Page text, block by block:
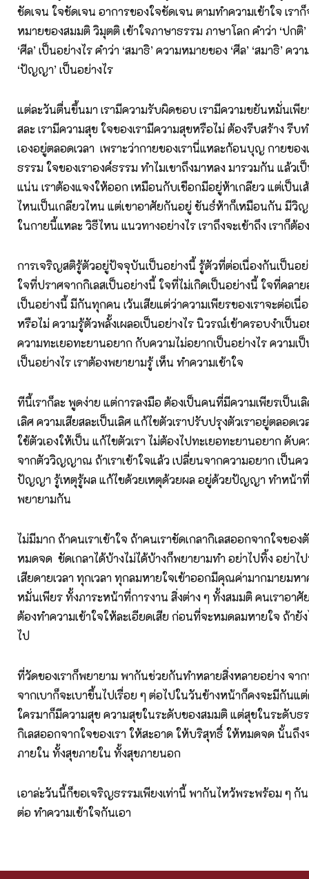
ชัดเจน ใจชัดเจน อาการของใจชัดเจน ตามทำความเข้าใจ เราก็
หมายของสมมติ วิมุตติ เข้าใจภาษาธรรม ภาษาโลก คำว่า ‘ปกติ’
‘ศีล’ เป็นอย่างไร คำว่า ‘สมาธิ’ ความหมายของ ‘ศีล’ ‘สมาธิ’ คว
‘ปัญญา’ เป็นอย่างไร
แต่ละวันตื่นขึ้นมา เรามีความรับผิดชอบ เรามีความขยันหมั่นเพีย
สละ เรามีความสุข ใจของเรามีความสุขหรือไม่ ต้องรีบสร้าง รีบ
เองอยู่ตลอดเวลา เพราะว่ากายของเรานี่แหละก้อนบุญ กายขอ
ธรรม ใจของเราองค์ธรรม ทำไมเขาถึงมาหลง มารวมกัน แล้วเ
แน่น เราต้องแจงให้ออก เหมือนกับเชือกมีอยู่ห้าเกลียว แต่เป็นเ
ไหนเป็นเกลียวไหน แต่เขาอาศัยกันอยู่ ขันธ์ห้าก็เหมือนกัน มี
ในกายนี้แหละ วิธีไหน แนวทางอย่างไร เราถึงจะเข้าถึง เราก็ต้
การเจริญสติรู้ตัวอยู่ปัจจุบันเป็นอย่างนี้ รู้ตัวที่ต่อเนื่องกันเป็นอย่
ใจที่ปราศจากกิเลสเป็นอย่างนี้ ใจที่ไม่เกิดเป็นอย่างนี้ ใจที่คลา
เป็นอย่างนี้ มีกันทุกคน เว้นเสียแต่ว่าความเพียรของเราจะต่อเ
หรือไม่ ความรู้ตัวพลั้งเผลอเป็นอย่างไร นิวรณ์เข้าครอบงำเป็น
ความทะเยอทะยานอยาก กับความไม่อยากเป็นอย่างไร ความเ
เป็นอย่างไร เราต้องพยายามรู้ เห็น ทำความเข้าใจ
ทีนี้เราก็ละ พูดง่าย แต่การลงมือ ต้องเป็นคนที่มีความเพียรเป็นเ
เลิศ ความเสียสละเป็นเลิศ แก้ไขตัวเราปรับปรุงตัวเราอยู่ตลอดเ
ใช้ตัวเองให้เป็น แก้ไขตัวเรา ไม่ต้องไปทะเยอทะยานอยาก ดับ
จากตัววิญญาณ ถ้าเราเข้าใจแล้ว เปลี่ยนจากความอยาก เป็นค
ปัญญา รู้เหตุรู้ผล แก้ไขด้วยเหตุด้วยผล อยู่ด้วยปัญญา ทำหน้า
พยายามกัน
ไม่มีมาก ถ้าคนเราเข้าใจ ถ้าคนเราขัดเกลากิเลสออกจากใจของ
หมดจด ขัดเกลาได้บ้างไม่ได้บ้างก็พยายามทำ อย่าไปทิ้ง อย่าไ
เสียดายเวลา ทุกเวลา ทุกลมหายใจเข้าออกมีคุณค่ามากมายมห
หมั่นเพียร ทั้งภาระหน้าที่การงาน สิ่งต่าง ๆ ทั้งสมมติ คนเราอาศั
ต้องทำความเข้าใจให้ละเอียดเสีย ก่อนที่จะหมดลมหายใจ ถ้ายัง
ไป
ที่วัดของเราก็พยายาม พากันช่วยกันทำหลายสิ่งหลายอย่าง จาก
จากเบาก็จะเบาขึ้นไปเรื่อย ๆ ต่อไปในวันข้างหน้าก็คงจะมีกันแ
ใครมาก็มีความสุข ความสุขในระดับของสมมติ แต่สุขในระดับธ
กิเลสออกจากใจของเรา ให้สะอาด ให้บริสุทธิ์ ให้หมดจด นั้นถึง
ภายใน ทั้งสุขภายใน ทั้งสุขภายนอก
เอาล่ะวันนี้ก็ขอเจริญธรรมเพียงเท่านี้ พากันไหว้พระพร้อม ๆ กั
ต่อ ทำความเข้าใจกันเอา